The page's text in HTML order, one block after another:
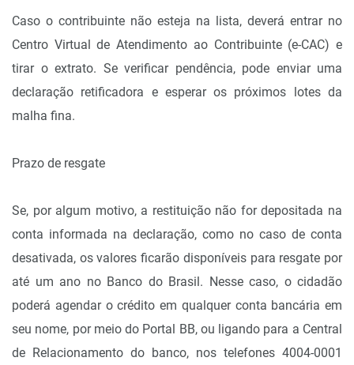
Caso o contribuinte não esteja na lista, deverá entrar no
Centro Virtual de Atendimento ao Contribuinte (e-CAC) e
tirar o extrato. Se verificar pendência, pode enviar uma
declaração retificadora e esperar os próximos lotes da
malha fina.
Prazo de resgate
Se, por algum motivo, a restituição não for depositada na
conta informada na declaração, como no caso de conta
desativada, os valores ficarão disponíveis para resgate por
até um ano no Banco do Brasil. Nesse caso, o cidadão
poderá agendar o crédito em qualquer conta bancária em
seu nome, por meio do Portal BB, ou ligando para a Central
de Relacionamento do banco, nos telefones 4004-0001